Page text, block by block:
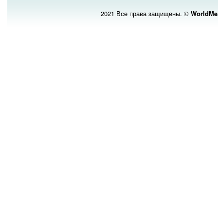
2021 Все права защищены. ©